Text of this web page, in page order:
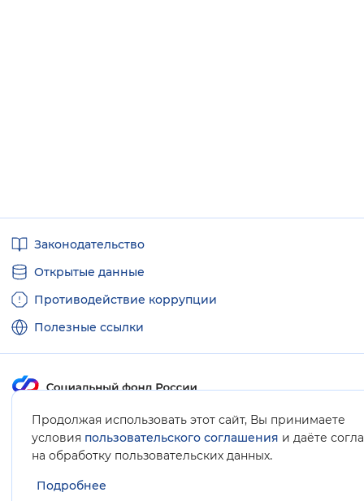
Продолжая использовать этот сайт, Вы принимаете
условия пользовательского соглашения и даёте
на обработку пользовательских данных.
Подробнее
ссылкиЗаконодательство
Открытые данные
Противодействие коррупции
Полезные ссылки
Карта сайта